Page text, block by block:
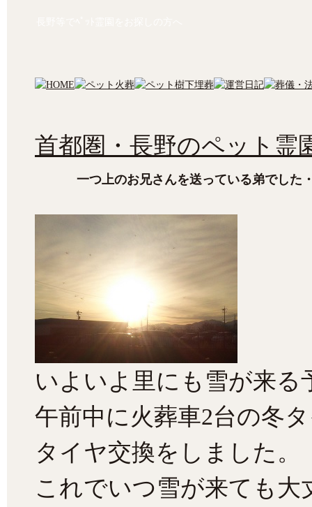
首都圏・長野のペット霊
一つ上のお兄さんを送っている弟でした
いよいよ里にも雪が来
午前中に火葬車2台の冬
タイヤ交換をしました。
これでいつ雪が来ても大